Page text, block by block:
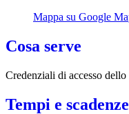
Mappa su Google
Cosa serve
Credenziali di accesso dello
Tempi e scadenze